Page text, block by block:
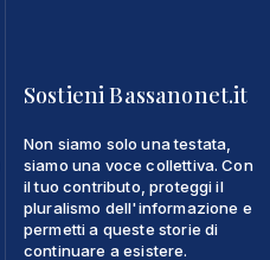
Sostieni Bassanonet.it
Non siamo solo una testata,
siamo una voce collettiva. Con
il tuo contributo, proteggi il
pluralismo dell'informazione e
permetti a queste storie di
continuare a esistere.